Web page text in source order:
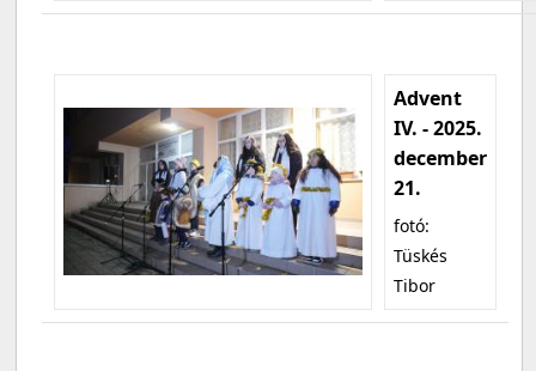
Advent
IV. - 2025.
december
21.
fotó:
Tüskés
Tibor